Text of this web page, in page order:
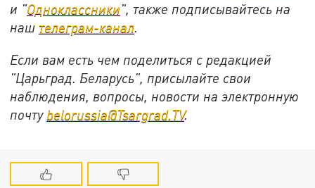
и "Одноклассники", также подписывайтесь на
наш телеграм-канал.
Если вам есть чем поделиться с редакцией
"Царьград. Беларусь", присылайте свои
наблюдения, вопросы, новости на электронную
почту belorussia@Tsargrad.TV.